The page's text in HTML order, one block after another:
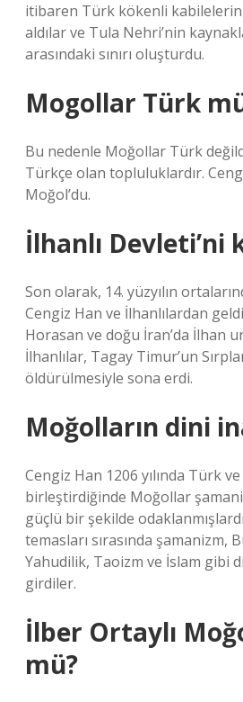
itibaren Türk kökenli
aldılar ve Tula Nehri’nin
arasındaki sınırı oluşturdu.
Mogollar Türk
Bu nedenle Moğollar Türk
Türkçe olan topluluklardır.
Moğol’du.
İlhanlı Devleti’ni
Son olarak, 14. yüzyılın
Cengiz Han ve İlhanlılardan
Horasan ve doğu İran’da İlhan
İlhanlılar, Tagay Timur’un
öldürülmesiyle sona erdi.
Moğolların dini
Cengiz Han 1206 yılında Türk
birleştirdiğinde Moğollar
güçlü bir şekilde
temasları sırasında şamanizm,
Yahudilik, Taoizm ve İslam gibi
girdiler.
İlber Ortaylı
mü?